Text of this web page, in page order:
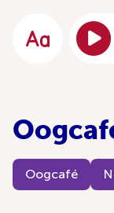
Oogcafé